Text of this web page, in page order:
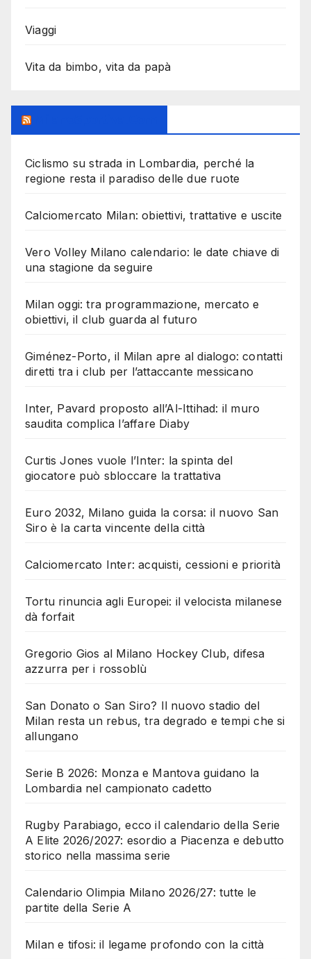
Viaggi
Vita da bimbo, vita da papà
Ciclismo su strada in Lombardia, perché la
regione resta il paradiso delle due ruote
Calciomercato Milan: obiettivi, trattative e uscite
Vero Volley Milano calendario: le date chiave di
una stagione da seguire
Milan oggi: tra programmazione, mercato e
obiettivi, il club guarda al futuro
Giménez-Porto, il Milan apre al dialogo: contatti
diretti tra i club per l’attaccante messicano
Inter, Pavard proposto all’Al-Ittihad: il muro
saudita complica l’affare Diaby
Curtis Jones vuole l’Inter: la spinta del
giocatore può sbloccare la trattativa
Euro 2032, Milano guida la corsa: il nuovo San
Siro è la carta vincente della città
Calciomercato Inter: acquisti, cessioni e priorità
Tortu rinuncia agli Europei: il velocista milanese
dà forfait
Gregorio Gios al Milano Hockey Club, difesa
azzurra per i rossoblù
San Donato o San Siro? Il nuovo stadio del
Milan resta un rebus, tra degrado e tempi che si
allungano
Serie B 2026: Monza e Mantova guidano la
Lombardia nel campionato cadetto
Rugby Parabiago, ecco il calendario della Serie
A Elite 2026/2027: esordio a Piacenza e debutto
storico nella massima serie
Calendario Olimpia Milano 2026/27: tutte le
partite della Serie A
Milan e tifosi: il legame profondo con la città